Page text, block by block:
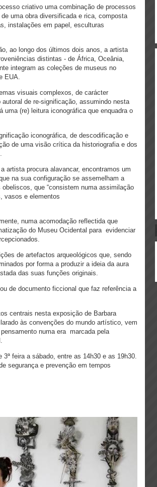
criativo uma combinação de processos
uma obra diversificada e rica, composta
instalações em papel, esculturas
ao longo dos últimos dois anos, a artista
distintas - de África, Oceânia,
integram as coleções de museus no
EUA.
visuais complexos, de carácter
de re-significação, assumindo nesta
(re) leitura iconográfica que enquadra o
iconográfica, de descodificação e
de uma visão crítica da historiografia e dos
artista procura alavancar, encontramos um
na sua configuração se assemelham a
que “consistem numa assimilação
vasos e elementos
numa acomodação reflectida que
do Museu Ocidental para evidenciar
de artefactos arqueológicos que, sendo
por forma a produzir a ideia da aura
das suas funções originais.
de documento ficcional que faz referência a
centrais nesta exposição de Barbara
às convenções do mundo artístico, vem
numa era marcada pela
feira a sábado, entre as 14h30 e as 19h30.
segurança e prevenção em tempos